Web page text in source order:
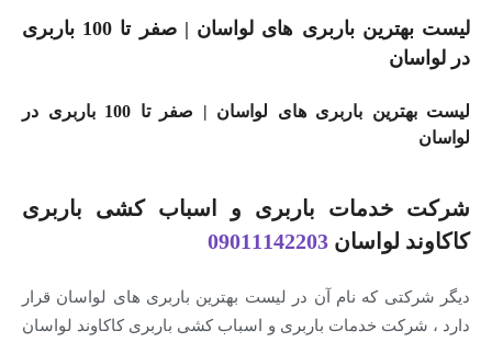
لیست بهترین باربری های لواسان | صفر تا 100 باربری
لیست بهترین باربری های لواسان | صفر تا 100 باربری در
باربری و اسباب کشی باربری
لواسان09011142203
که نام آن در لیست بهترین باربری های لواسان قرار
خدمات باربری و اسباب کشی باربری کاکاوند لواسان